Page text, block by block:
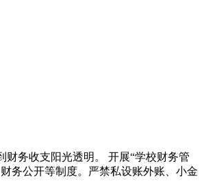
务收支阳光透明。 开展“学校财务管
务公开等制度。严禁私设账外账、小金